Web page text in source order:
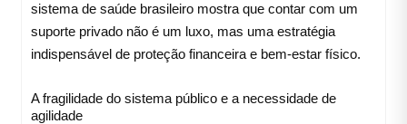
sistema de saúde brasileiro mostra que contar com um
suporte privado não é um luxo, mas uma estratégia
indispensável de proteção financeira e bem-estar físico.
A fragilidade do sistema público e a necessidade de
agilidade